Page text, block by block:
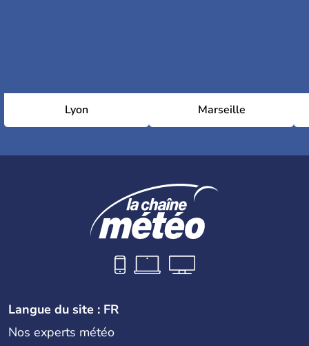
Lyon Marseille
Langue du site : FR
Nos experts météo